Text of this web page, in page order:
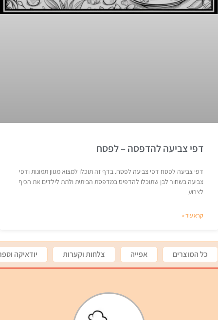
דפי צביעה להדפסה – לפסח
דפי צביעה לפסח דפי צביעה לפסח. בדף זה תוכלו למצוא מגוון תמונות ודפי
צביעה בשחור לבן שתוכלו להדפיס במדפסת הביתית ולתת לילדים את הכיף
לצבוע
קרא עוד »
כל המוצרים אפייה צלחות וקערות יודאיקה